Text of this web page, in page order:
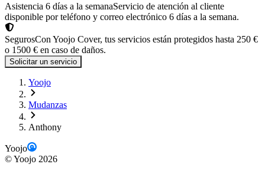
Asistencia 6 días a la semanaServicio de atención al cliente
disponible por teléfono y correo electrónico 6 días a la semana.
SegurosCon Yoojo Cover, tus servicios están protegidos hasta 250 €
o 1500 € en caso de daños.
Solicitar un servicio
Yoojo
Mudanzas
Anthony
Yoojo
©Yoojo 2026